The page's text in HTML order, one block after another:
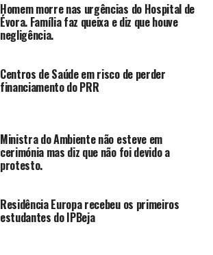
Homem morre nas urgências do Hospital de
Évora. Família faz queixa e diz que houve
negligência.
Centros de Saúde em risco de perder
financiamento do PRR
Ministra do Ambiente não esteve em
cerimónia mas diz que não foi devido a
protesto.
Residência Europa recebeu os primeiros
estudantes do IPBeja